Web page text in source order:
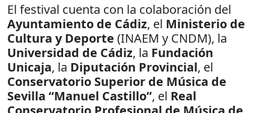
El festival cuenta con la colaboración del
Ayuntamiento de Cádiz, el Ministerio de
Cultura y Deporte (INAEM y CNDM), la
Universidad de Cádiz, la Fundación
Unicaja, la Diputación Provincial, el
Conservatorio Superior de Música de
Sevilla “Manuel Castillo”, el Real